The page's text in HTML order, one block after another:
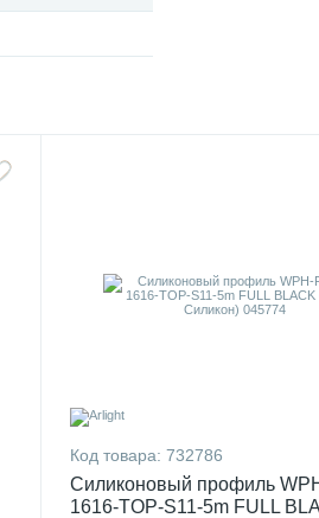
Код товара: 732786
Силиконовый профиль
1616-TOP-S11-5m FULL